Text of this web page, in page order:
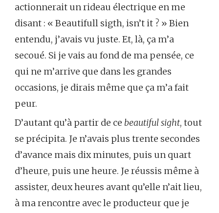
actionnerait un rideau électrique en me
disant : « Beautifull sigth, isn’t it ? » Bien
entendu, j’avais vu juste. Et, là, ça m’a
secoué. Si je vais au fond de ma pensée, ce
qui ne m’arrive que dans les grandes
occasions, je dirais même que ça m’a fait
peur.
D’autant qu’à partir de ce beautiful sight, tout
se précipita. Je n’avais plus trente secondes
d’avance mais dix minutes, puis un quart
d’heure, puis une heure. Je réussis même à
assister, deux heures avant qu’elle n’ait lieu,
à ma rencontre avec le producteur que je